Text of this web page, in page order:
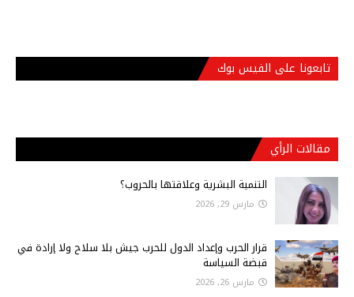
تابعونا على الفيس بوك
مقالات الرأي
التنمية البشرية وعلاقتها بالحروب؟
مارس 29, 2026
قرار الحرب وإعداد الدول للحرب جيش بلا سلاح ولا إرادة في
قبضة السياسة
مارس 26, 2026